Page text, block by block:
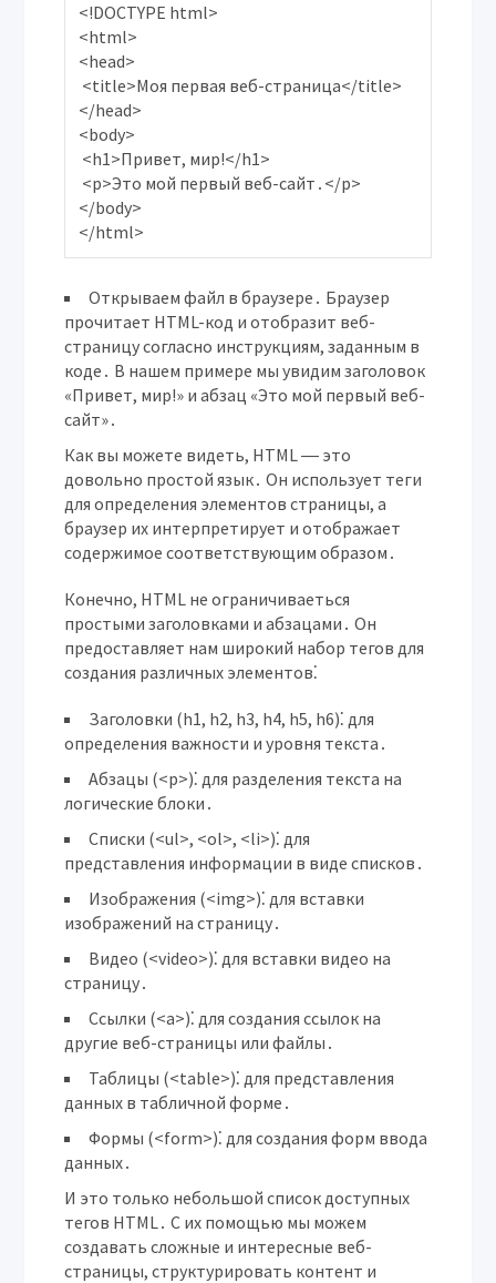
<!DOCTYPE html>
<html>
<head>
</head>
<body>
</body>
Открываем файл в браузере․ Браузер
прочитает HTML-код и отобразит веб-
страницу согласно инструкциям, заданным в
коде․ В нашем примере мы увидим заголовок
«Привет, мир!» и абзац «Это мой первый веб-
сайт»․
Как вы можете видеть, HTML ― это
довольно простой язык․ Он использует теги
для определения элементов страницы, а
браузер их интерпретирует и отображает
содержимое соответствующим образом․
Конечно, HTML не ограничиваеться
простыми заголовками и абзацами․ Он
предоставляет нам широкий набор тегов для
создания различных элементов⁚
Заголовки (h1, h2, h3, h4, h5, h6)⁚ для
определения важности и уровня текста․
Абзацы (<p>)⁚ для разделения текста на
логические блоки․
Списки (<ul>, <ol>, <li>)⁚ для
представления информации в виде списков․
Изображения (<img>)⁚ для вставки
изображений на страницу․
Видео (<video>)⁚ для вставки видео на
страницу․
Ссылки (<a>)⁚ для создания ссылок на
другие веб-страницы или файлы․
Таблицы (<table>)⁚ для представления
данных в табличной форме․
Формы (<form>)⁚ для создания форм ввода
данных․
И это только небольшой список доступных
тегов HTML․ С их помощью мы можем
создавать сложные и интересные веб-
страницы, структурировать контент и